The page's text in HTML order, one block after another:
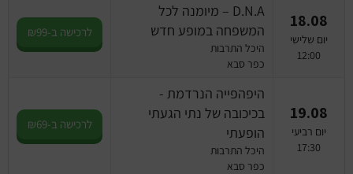
18.08
יום שלישי
12:00
D.N.A – מיומנה לכל
המשפחה במופע חדש
היכל התרבות
כפר סבא
לרכישה ב-₪99
19.08
יום רביעי
17:30
היפהפייה הנרדמת -
בכיכובה של נתי הגעתי
הופעתי
היכל התרבות
כפר סבא
לרכישה ב-₪69